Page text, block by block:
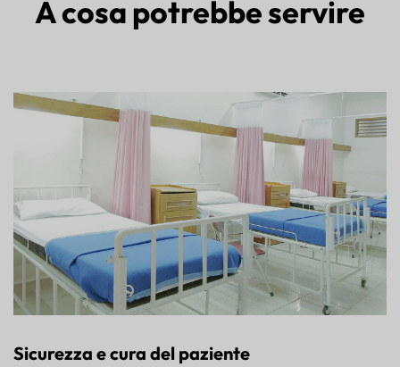
A cosa potrebbe servire
Sicurezza e cura del paziente